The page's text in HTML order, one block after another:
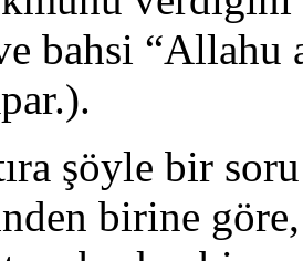
bahsi
şöyle bir
birine